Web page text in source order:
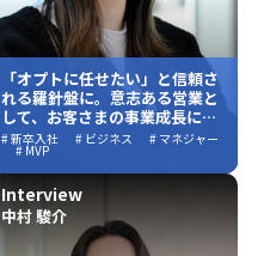
「オプトに任せたい」と信頼さ
れる羅針盤に。意志ある営業と
して、お客さまの事業成長に伴
走する
# 新卒入社 # ビジネス # マネジャー
# MVP
Interview
中村 駿介